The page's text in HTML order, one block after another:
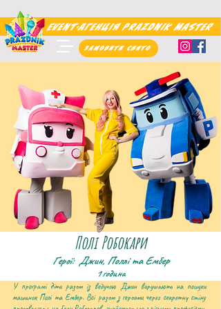
Event-агенцIя Prazdnik Master
Замовити свято
Полі Робокари
Герої: Джин, Поллі та Ембер
1 година
У програмі діти разом із ведучою Джин вирушають на пошуки
машинок Полі та Ембер. Всі разом з героями через секретну стіну